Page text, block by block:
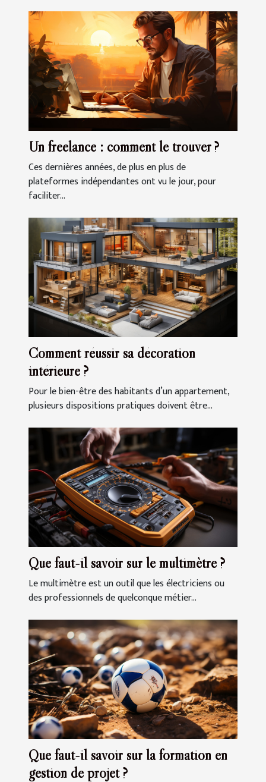
Un freelance : comment le trouver ?
Ces dernières années, de plus en plus de
plateformes indépendantes ont vu le jour, pour
faciliter...
Comment réussir sa décoration
intérieure ?
Pour le bien-être des habitants d’un appartement,
plusieurs dispositions pratiques doivent être...
Que faut-il savoir sur le multimètre ?
Le multimètre est un outil que les électriciens ou
des professionnels de quelconque métier...
Que faut-il savoir sur la formation en
gestion de projet ?